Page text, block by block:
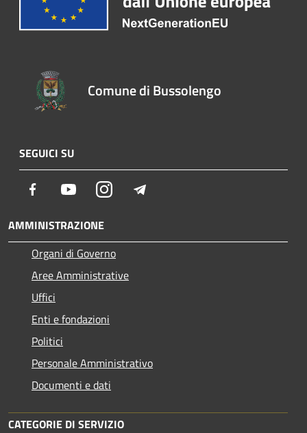
Comune di Bussolengo
SEGUICI SU
Facebook YoutubeInstagram
AMMINISTRAZIONE
Organi di Governo
Aree Amministrative
Uffici
Enti e fondazioni
Politici
Personale Amministrativo
Documenti e dati
CATEGORIE DI SERVIZIO